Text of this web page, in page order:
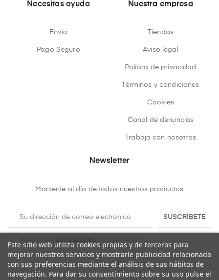
Necesitas ayuda
Envío
Pago Seguro
Nuestra empresa
Tiendas
Aviso legal
Política de privacidad
Términos y condiciones
Cookies
Canal de denuncias
Trabaja con nosotros
Newsletter
Mantente al día de todos nuestros productos
SUSCRÍBETE
condiciones
Este sitio web utiliza cookies propias y de terceros para
mejorar nuestros servicios y mostrarle publicidad relacionada
con sus preferencias mediante el análisis de sus hábitos de
navegación. Para dar su consentimiento sobre su uso pulse el